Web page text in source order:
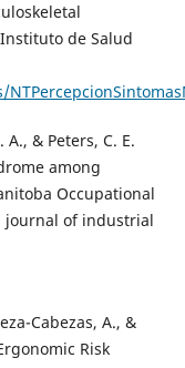
de Salud
& Peters, C. E.
among
Occupational
journal of industrial
Cabezas, A., &
Risk